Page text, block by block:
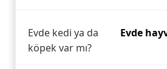
Evde kedi ya da
köpek var mı?
Evde